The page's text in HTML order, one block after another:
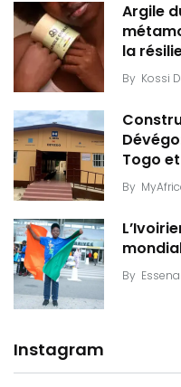
Argile
la
By Kossi
Togo
By
By
Instagram